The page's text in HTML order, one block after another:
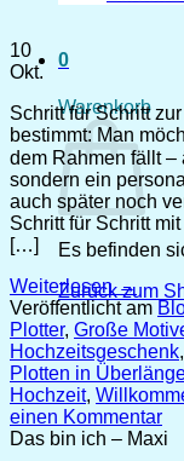
0
Warenkorb
Es befinden
Zurück zum
10
Okt.
Schritt für Schritt
bestimmt: Man
dem Rahmen fällt –
sondern ein
auch später noch
Schritt für Schritt
[…]
Weiterlesen→
Veröffentlicht am
Plotter, Große
Hochzeitsgeschenk,
Plotten in
Hochzeit,
einen Kommentar
Das bin ich – Maxi